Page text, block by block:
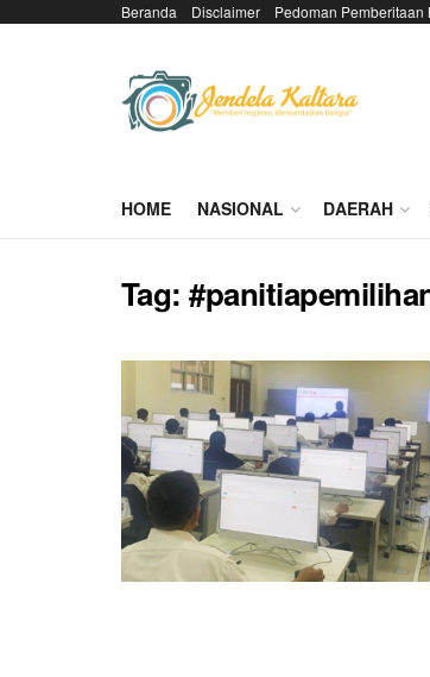
Beranda Disclaimer Pedoman Pemberitaan
HOME NASIONAL DAERAH
Tag: